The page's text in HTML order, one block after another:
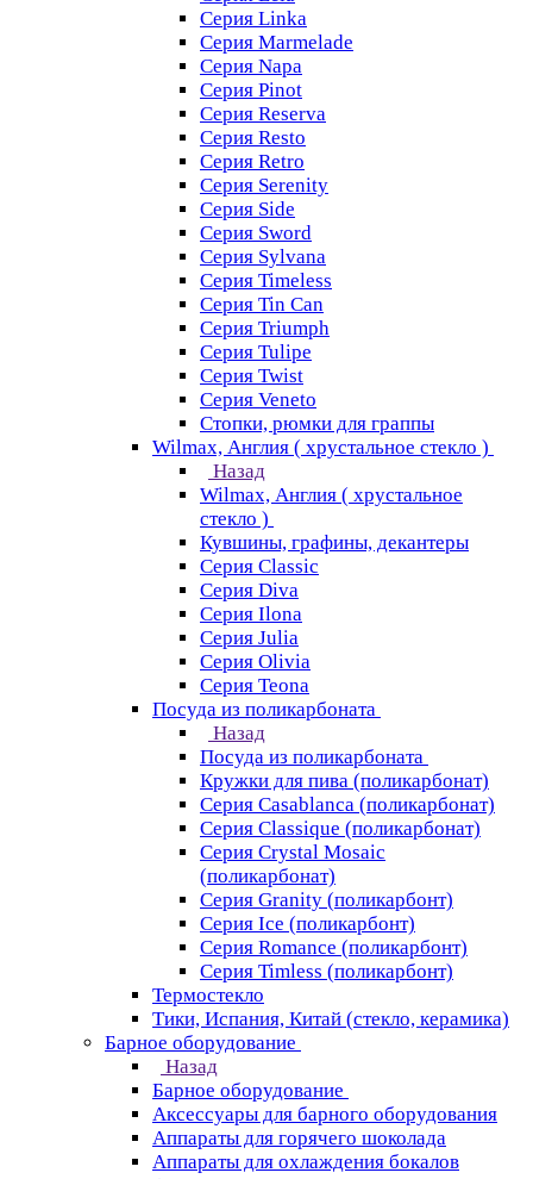
Серия Linka
Серия Marmelade
Серия Napa
Серия Pinot
Серия Reserva
Серия Resto
Серия Retro
Серия Serenity
Серия Side
Серия Sword
Серия Sуlvana
Серия Timeless
Серия Tin Can
Серия Triumph
Серия Tulipe
Серия Twist
Серия Veneto
Стопки, рюмки для граппы
Wilmax, Англия ( хрустальное стекло )
Назад
Wilmax, Англия ( хрустальное
стекло )
Кувшины, графины, декантеры
Серия Classic
Серия Diva
Серия Ilona
Серия Julia
Серия Olivia
Серия Teona
Посуда из поликарбоната
Назад
Посуда из поликарбоната
Кружки для пива (поликарбонат)
Серия Casablanсa (поликарбонат)
Серия Classique (поликарбонат)
Серия Crystal Mosaic
(поликарбонат)
Серия Granity (поликарбонт)
Серия Ice (поликарбонт)
Серия Romance (поликарбонт)
Серия Timless (поликарбонт)
Термостекло
Тики, Испания, Китай (стекло, керамика)
Барное оборудование
Назад
Барное оборудование
Аксессуары для барного оборудования
Аппараты для горячего шоколада
Аппараты для охлаждения бокалов